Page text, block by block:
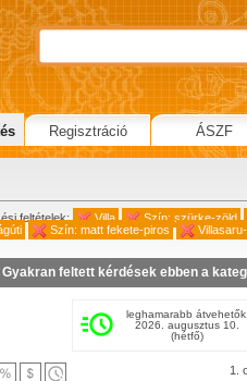
feltételek: Villa Szín: szürke-zöld
Szín: matt fekete-piros
Gyakran feltett kérdések ebben a
leghamarabb átvehetők:
2026. augusztus 10.
(hétfő)
1.
Regisztráció ÁSZF